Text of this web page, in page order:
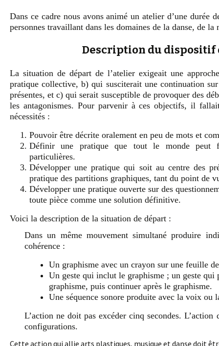
Dans ce cadre nous avons animé un atelier d’une durée
personnes travaillant dans les domaines de la danse, de
Description du dispositif
La situation de départ de l’atelier exigeait une
pratique collective, b) qui susciterait une continuation
présentes, et c) qui serait susceptible de provoquer des
les antagonismes. Pour parvenir à ces objectifs, il
nécessités :
Pouvoir être décrite oralement en peu de mots et
Définir une pratique que tout le monde peut
particulières.
Développer une pratique qui soit au centre des
pratique des partitions graphiques, tant du point de
Développer une pratique ouverte sur des
toute pièce comme une solution définitive.
Voici la description de la situation de départ :
Dans un même mouvement simultané produire
cohérence :
Un graphisme avec un crayon sur une feuille
Un geste qui inclut le graphisme ; un geste
graphisme, puis continuer après le graphisme.
Une séquence sonore produite avec la voix ou
L’action ne doit pas excéder cinq secondes.
configurations.
Cette action qui allie arts plastiques, musique et danse doit